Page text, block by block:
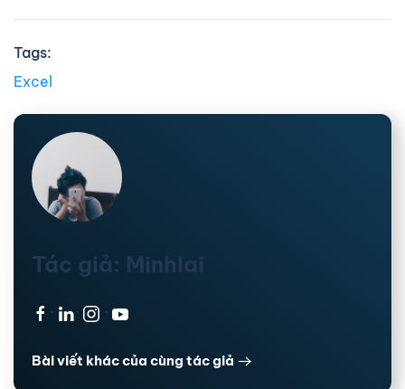
Tags:
Excel
Tác giả: Minhlai
· · ·
Bài viết khác của cùng tác giả